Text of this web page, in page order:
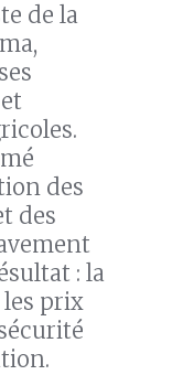
de la
des
des
: la
prix